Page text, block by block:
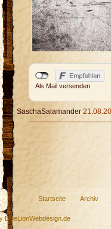
Als Mail versenden
SaschaSalamander
Startseite Archiv
BlueLionWebdesign.de